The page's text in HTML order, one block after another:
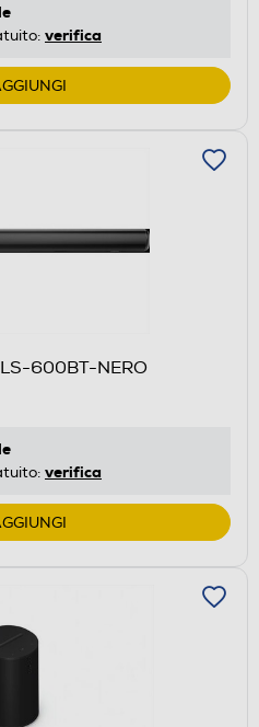
verifica
600BT-NERO
verifica